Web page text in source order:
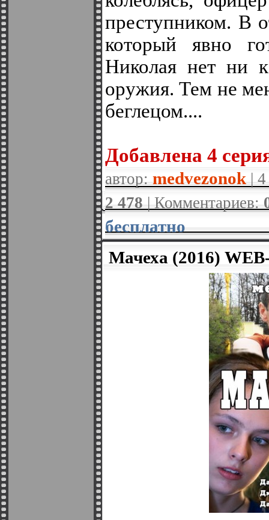
преступником. В
который явно
Николая нет ни
оружия. Тем не
беглецом....
Добавленa 4
автор: medvezonok |
2 478| Комментариев:
бесплатно
Мачеха (2016)